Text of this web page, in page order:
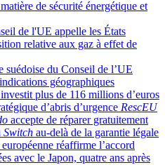
de sécurité énergétique et
de l'UE appelle les États
relative aux gaz à effet de
suédoise du Conseil de l’UE
géographiques
plus de 116 millions d’euros
d’abris d’urgence RescEU
accepte de réparer gratuitement
Switch au-delà de la garantie légale
réaffirme l’accord
avec le Japon, quatre ans après